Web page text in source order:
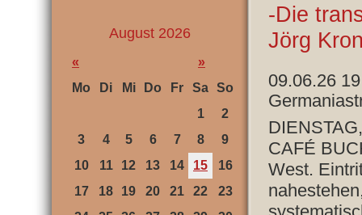
-Die
Jörg
09.06.26
CAFÉ
West.
August 2026
«
»
Mo
Di Mi Do Fr Sa So
1
2
3
4 5 6 7 8
9
10
11 12 13 14 15
16
17
18 19 20 21 22
23